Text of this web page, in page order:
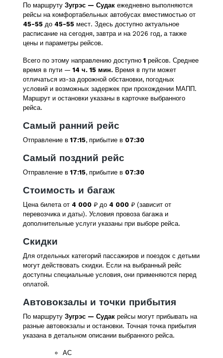
По маршруту Зугрэс — Судак ежедневно выполняются
рейсы на комфортабельных автобусах вместимостью от
45-55 до 45-55 мест. Здесь доступно актуальное
расписание на сегодня, завтра и на 2026 год, а также
цены и параметры рейсов.
Всего по этому направлению доступно1 рейсов. Среднее
время в пути —14 ч. 15 мин. Время в пути может
отличаться из-за дорожной обстановки, погодных
условий и возможных задержек при прохождении МАПП.
Маршрут и остановки указаны в карточке выбранного
рейса.
Самый ранний рейс
Отправление в17:15, прибытие в 07:30
Самый поздний рейс
Отправление в17:15, прибытие в 07:30
Стоимость и багаж
Цена билета от 4 000 ₽ до 4 000 ₽ (зависит от
перевозчика и даты). Условия провоза багажа и
дополнительные услуги указаны при выборе рейса.
Скидки
Для отдельных категорий пассажиров и поездок с детьми
могут действовать скидки. Если на выбранный рейс
доступны специальные условия, они применяются перед
оплатой.
Автовокзалы и точки прибытия
По маршруту Зугрэс — Судак рейсы могут прибывать на
разные автовокзалы и остановки. Точная точка прибытия
указана в детальном описании выбранного рейса.
АС